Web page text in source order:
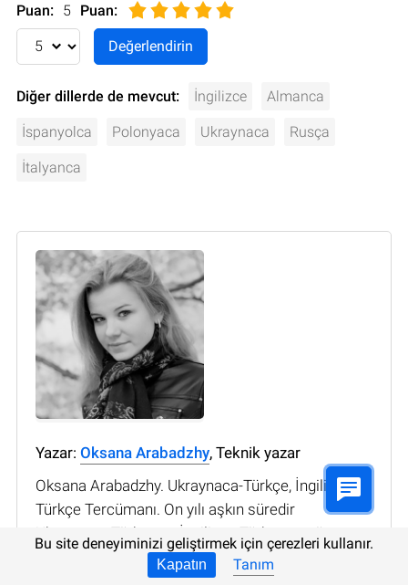
Puan: 5 Puan:
Diğer dillerde de mevcut: İngilizce Almanca
İspanyolca Polonyaca Ukraynaca Rusça
İtalyanca
Yazar: Oksana Arabadzhy, Teknik yazar
Oksana Arabadzhy. Ukraynaca-Türkçe, İngilizce-
Türkçe Tercümanı. On yılı aşkın süredir
Ukraynaca-Türkçe ve İngilizce-Türkçe tercüman
olarak çalışıyor. BT tercüme alanında en az 5 yıllık
deneyime sahip. Hem yazılı hem de sözlü çeviri
Bu site deneyiminizi geliştirmek için çerezleri kullanır.
Kapatın Tanım